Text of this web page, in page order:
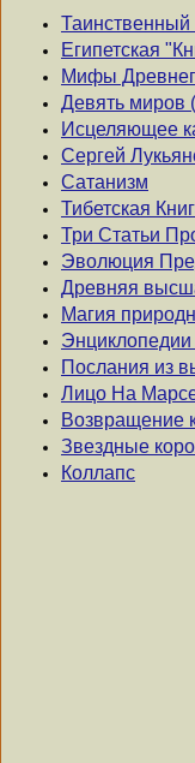
Таинственный
Египетская
Мифы
Девять миров
Исцеляющее
Сергей
Сатанизм
Тибетская
Три Статьи
Эволюция
Древняя
Магия
Энциклопедии
Послания из
Лицо На
Возвращение
Звездные
Коллапс